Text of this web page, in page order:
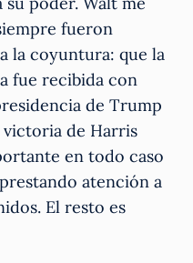
fueron
la coyuntura: que la
fue recibida con
de Trump
victoria de Harris
en todo caso
atención a
El resto es